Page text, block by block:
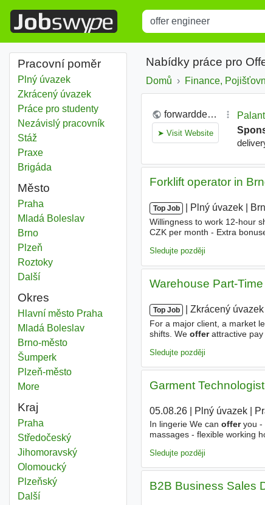
Title
Pracovní poměr
Plný úvazek
Zkrácený úvazek
Práce pro studenty
Nezávislý pracovník
Stáž
Praxe
Brigáda
Město
Offer engineer
Praha
Offer engineer
Mladá Boleslav
Offer engineer
Brno
Offer engineer
Plzeň
Offer engineer
Roztoky
Dalšíměsta
Okres
Offer engineer
Hlavní město Praha
Offer engineer
Mladá BoleslavOkres
Offer engineer
Brno-městoOkres
Offer engineer
ŠumperkOkres
Offer engineer
Plzeň-městoOkres
Moredistricts
Kraj
Offer engineer
Praha
Offer engineer
StředočeskýKraj
Offer engineer
JihomoravskýKraj
Offer engineer
OlomouckýKraj
Offer engineer
PlzeňskýKraj
Dalšíkraj
Nabídky práce pro
Domů Finance,
Forklift operator in
Top Job Plný úvazek
Willingness to work 12-hour
CZK per month - Extra
Sledujte později
Warehouse Part-
Top Job Zkrácený úvazek
For a major client, a market
shifts. We offerattractive pay
Sledujte později
Garment
05.08.26| Plný úvazek|
In lingerie We can offeryou -
massages - flexible working
Sledujte později
B2B Business Sales